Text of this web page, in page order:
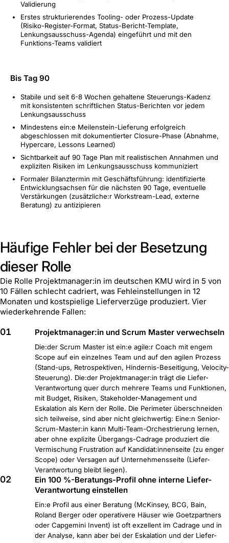
Validierung
Erstes strukturierendes Tooling- oder Prozess-Update
(Risiko-Register-Format, Status-Bericht-Template,
Lenkungsausschuss-Agenda) eingeführt und mit den
Funktions-Teams validiert
Bis Tag 90
Stabile und seit 6-8 Wochen gehaltene Steuerungs-Kadenz
mit konsistenten schriftlichen Status-Berichten vor jedem
Lenkungsausschuss
Mindestens ein:e Meilenstein-Lieferung erfolgreich
abgeschlossen mit dokumentierter Closure-Phase (Abnahme,
Hypercare, Lessons Learned)
Sichtbarkeit auf 90 Tage Plan mit realistischen Annahmen und
expliziten Risiken im Lenkungsausschuss kommuniziert
Formaler Bilanztermin mit Geschäftsführung: identifizierte
Entwicklungsachsen für die nächsten 90 Tage, eventuelle
Verstärkungen (zusätzliche:r Workstream-Lead, externe
Beratung) zu antizipieren
Häufige Fehler bei der Besetzung
dieser Rolle
Die Rolle Projektmanager:in im deutschen KMU wird in 5 von
10 Fällen schlecht cadriert, was Fehleinstellungen in 12
Monaten und kostspielige Lieferverzüge produziert. Vier
wiederkehrende Fallen:
01 Projektmanager:in und Scrum Master verwechseln
Die:der Scrum Master ist ein:e agile:r Coach mit engem
Scope auf ein einzelnes Team und auf den agilen Prozess
(Stand-ups, Retrospektiven, Hindernis-Beseitigung, Velocity-
Steuerung). Die:der Projektmanager:in trägt die Liefer-
Verantwortung quer durch mehrere Teams und Funktionen,
mit Budget, Risiken, Stakeholder-Management und
Eskalation als Kern der Rolle. Die Perimeter überschneiden
sich teilweise, sind aber nicht gleichwertig: Eine:n Senior-
Scrum-Master:in kann Multi-Team-Orchestrierung lernen,
aber ohne explizite Übergangs-Cadrage produziert die
Vermischung Frustration auf Kandidat:innenseite (zu enger
Scope) oder Versagen auf Unternehmensseite (Liefer-
Verantwortung bleibt liegen).
02
Ein 100 %-Beratungs-Profil ohne interne Liefer-
Verantwortung einstellen
Ein:e Profil aus einer Beratung (McKinsey, BCG, Bain,
Roland Berger oder operativere Häuser wie Goetzpartners
oder Capgemini Invent) ist oft exzellent im Cadrage und in
der Analyse, kann aber bei der Eskalation und der Liefer-